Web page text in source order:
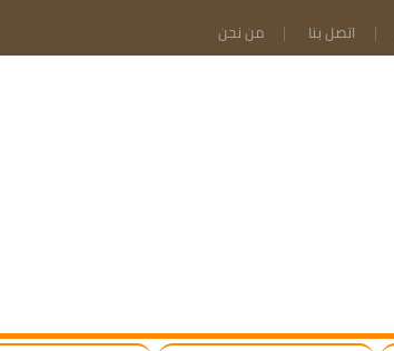
اتصل بنا من نحن